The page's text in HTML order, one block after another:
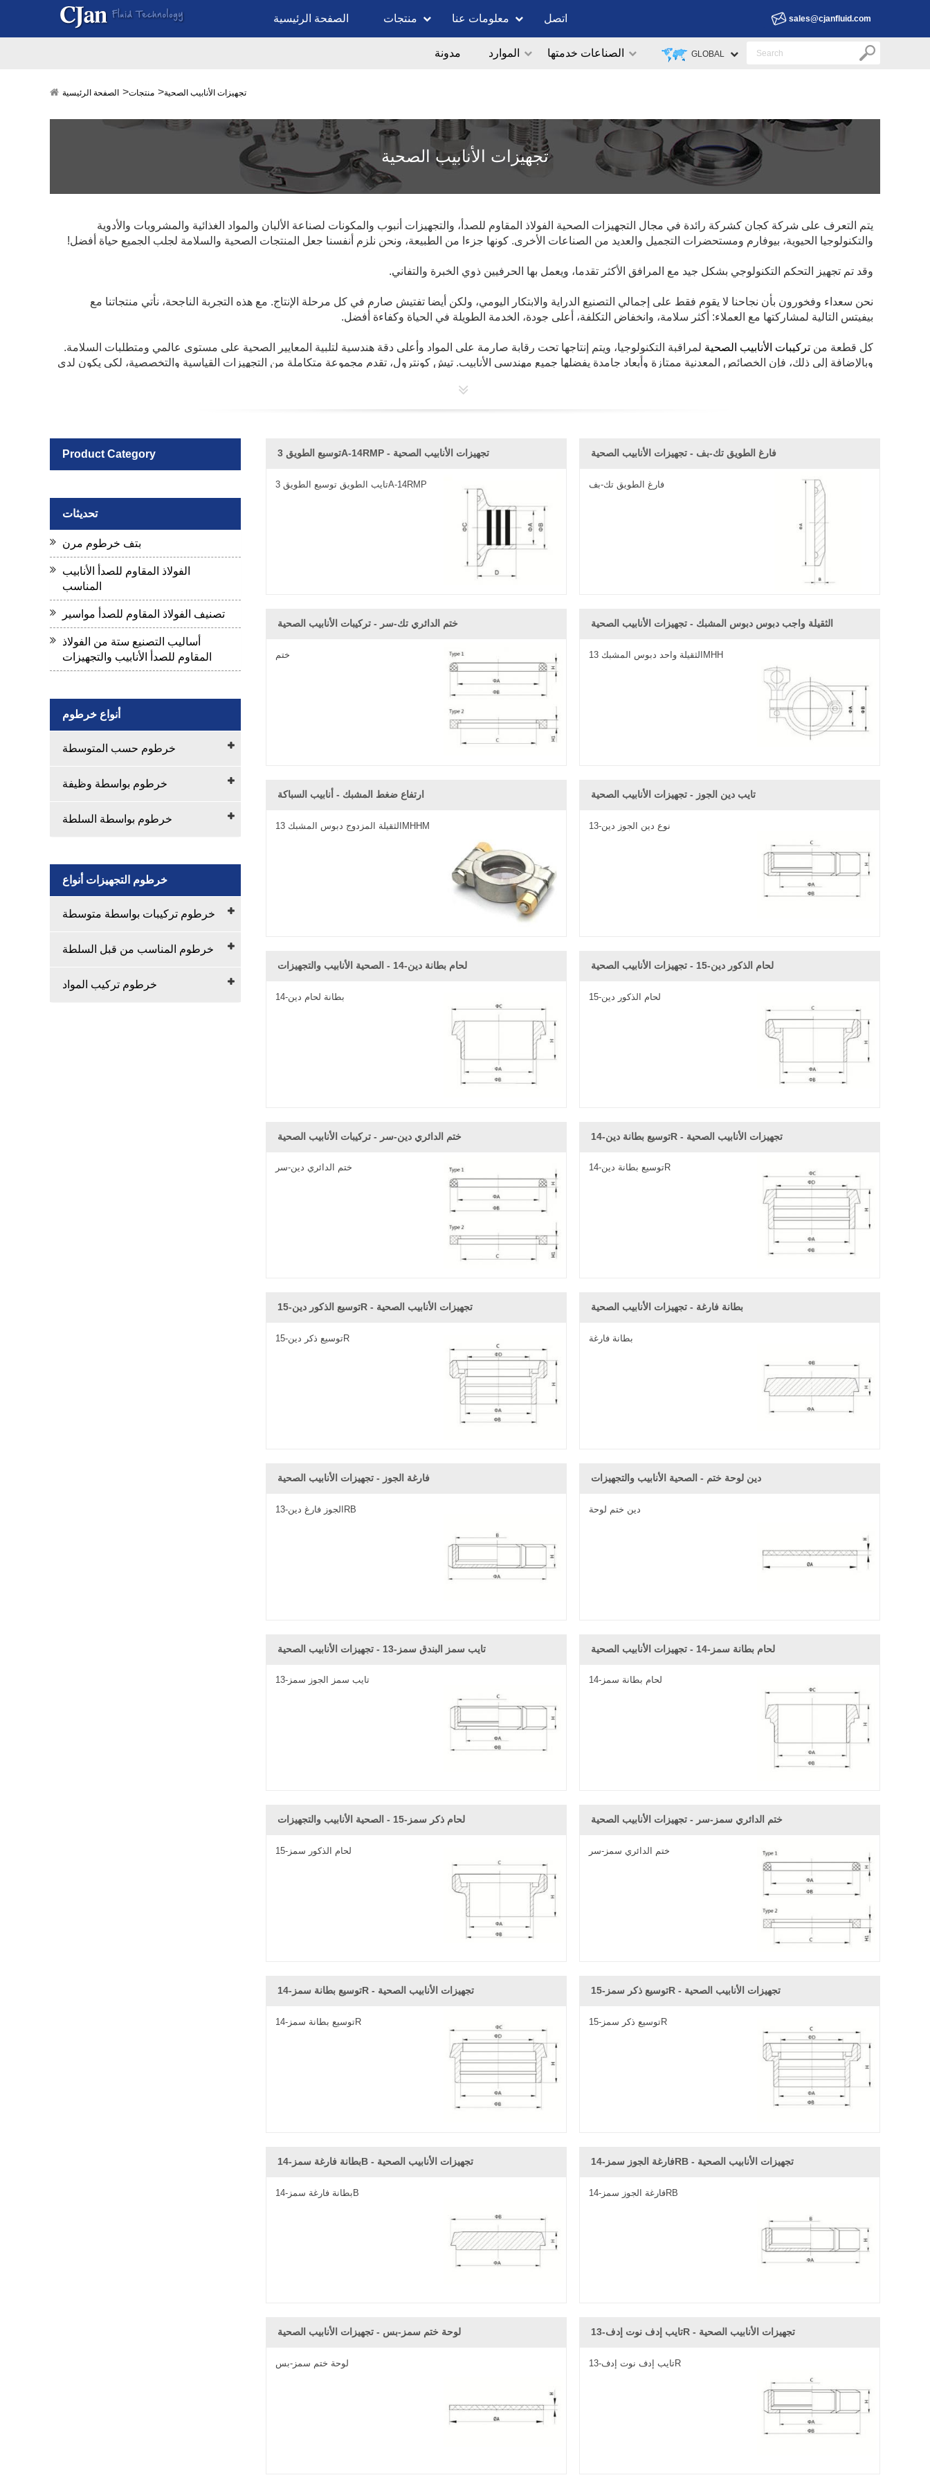
الصفحة الرئيسية منتجات معلومات عنا اتصل sales@cjanfluid.com
GLOBAL مدونة الموارد الصناعات خدمتها
الصفحة الرئيسية منتجات تجهيزات الأنابيب الصحية
تجهيزات الأنابيب الصحية
يتم التعرف على شركة كجان كشركة رائدة في مجال التجهيزات الصحية الفولاذ المقاوم للصدأ، والتجهيزات أنبوب والمكونات لصناعة الألبان والمواد الغذائية والمشروبات والأدوية
والتكنولوجيا الحيوية، بيوفارم ومستحضرات التجميل والعديد من الصناعات الأخرى. كونها جزءا من الطبيعة، ونحن نلزم أنفسنا جعل المنتجات الصحية والسلامة لجلب الجميع حياة أفضل!
وقد تم تجهيز التحكم التكنولوجي بشكل جيد مع المرافق الأكثر تقدما، ويعمل بها الحرفيين ذوي الخبرة والتفاني.
نحن سعداء وفخورون بأن نجاحنا لا يقوم فقط على إجمالي التصنيع الدراية والابتكار اليومي، ولكن أيضا تفتيش صارم في كل مرحلة الإنتاج. مع هذه التجربة الناجحة، نأتي منتجاتنا مع
بيفيتس التالية لمشاركتها مع العملاء: أكثر سلامة، وانخفاض التكلفة، أعلى جودة، الخدمة الطويلة في الحياة وكفاءة أفضل.
كل قطعة من تركيبات الأنابيب الصحية لمراقبة التكنولوجيا، ويتم إنتاجها تحت رقابة صارمة على المواد وأعلى دقة هندسية لتلبية المعايير الصحية على مستوى عالمي ومتطلبات السلامة.
وبالإضافة إلى ذلك، فإن الخصائص المعدنية ممتازة وأبعاد جامدة يفضلها جميع مهندسي الأنابيب. تيش كونترول، تقدم مجموعة متكاملة من التجهيزات القياسية والتخصصية، لكي يكون لدى
Product Category
تحديثات
بتف خرطوم مرن
الفولاذ المقاوم للصدأ الأنابيب
المناسب
تصنيف الفولاذ المقاوم للصدأ مواسير
أساليب التصنيع ستة من الفولاذ
المقاوم للصدأ الأنابيب والتجهيزات
أنواع خرطوم
خرطوم حسب المتوسطة
خرطوم بواسطة وظيفة
خرطوم بواسطة السلطة
خرطوم التجهيزات أنواع
خرطوم تركيبات بواسطة متوسطة
خرطوم المناسب من قبل السلطة
خرطوم تركيب المواد
توسيع الطويق 3A-14RMP - تجهيزات الأنابيب الصحية
تايب الطويق توسيع الطويق 3A-14RMP
فارغ الطويق تك-بف - تجهيزات الأنابيب الصحية
فارغ الطويق تك-بف
ختم الدائري تك-سر - تركيبات الأنابيب الصحية
ختم
الثقيلة واجب دبوس دبوس المشبك - تجهيزات الأنابيب الصحية
الثقيلة واحد دبوس المشبك 13MHH
ارتفاع ضغط المشبك - أنابيب السباكة
الثقيلة المزدوج دبوس المشبك 13MHHM
تايب دين الجوز - تجهيزات الأنابيب الصحية
نوع دين الجوز دين-13
لحام بطانة دين-14 - الصحية الأنابيب والتجهيزات
بطانة لحام دين-14
لحام الذكور دين-15 - تجهيزات الأنابيب الصحية
لحام الذكور دين-15
ختم الدائري دين-سر - تركيبات الأنابيب الصحية
ختم الدائري دين-سر
توسيع بطانة دين-14R - تجهيزات الأنابيب الصحية
توسيع بطانة دين-14R
توسيع الذكور دين-15R - تجهيزات الأنابيب الصحية
توسيع ذكر دين-15R
بطانة فارغة - تجهيزات الأنابيب الصحية
بطانة فارغة
فارغة الجوز - تجهيزات الأنابيب الصحية
الجوز فارغ دين-13RB
دين لوحة ختم - الصحية الأنابيب والتجهيزات
دين ختم لوحة
تايب سمز البندق سمز-13 - تجهيزات الأنابيب الصحية
تايب سمز الجوز سمز-13
لحام بطانة سمز-14 - تجهيزات الأنابيب الصحية
لحام بطانة سمز-14
لحام ذكر سمز-15 - الصحية الأنابيب والتجهيزات
لحام الذكور سمز-15
ختم الدائري سمز-سر - تجهيزات الأنابيب الصحية
ختم الدائري سمز-سر
توسيع بطانة سمز-14R - تجهيزات الأنابيب الصحية
توسيع بطانة سمز-14R
توسيع ذكر سمز-15R - تجهيزات الأنابيب الصحية
توسيع ذكر سمز-15R
بطانة فارغة سمز-14B - تجهيزات الأنابيب الصحية
بطانة فارغة سمز-14B
فارغة الجوز سمز-14RB - تجهيزات الأنابيب الصحية
فارغة الجوز سمز-14RB
لوحة ختم سمز-بس - تجهيزات الأنابيب الصحية
لوحة ختم سمز-بس
تايب إدف نوت إدف-13R - تجهيزات الأنابيب الصحية
تايب إدف نوت إدف-13R